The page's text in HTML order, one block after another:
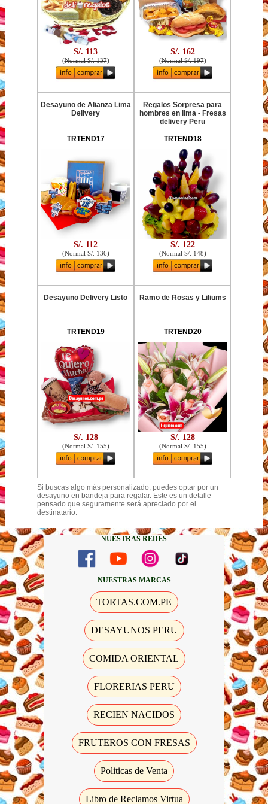
S/. 113
(Normal S/. 137)
S/. 162
(Normal S/. 197)
Desayuno de Alianza Lima
Delivery
TRTEND17
S/. 112
(Normal S/. 136)
Regalos Sorpresa para
hombres en lima - Fresas
delivery Peru
TRTEND18
S/. 122
(Normal S/. 148)
Desayuno Delivery Listo
TRTEND19
S/. 128
(Normal S/. 155)
Ramo de Rosas y Liliums
TRTEND20
S/. 128
(Normal S/. 155)
Si buscas algo más personalizado, puedes optar por un
desayuno en bandeja para regalar. Este es un detalle
pensado que seguramente será apreciado por el
destinatario.
NUESTRAS REDES
NUESTRAS MARCAS
TORTAS.COM.PE
DESAYUNOS PERU
COMIDA ORIENTAL
FLORERIAS PERU
RECIEN NACIDOS
FRUTEROS CON FRESAS
Politicas de Venta
Libro de Reclamos Virtua